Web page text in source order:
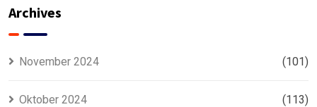
Archives
November 2024 (101)
Oktober 2024 (113)